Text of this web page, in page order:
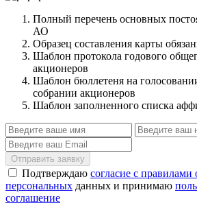
Полный перечень основных
АО
Образец составления карты
Шаблон протокола годового
акционеров
Шаблон бюллетеня на
собрании акционеров
Шаблон заполненного списка
Отправить заявку
Подтверждаю согласие с правилами
персональных данных и принимаю
соглашение